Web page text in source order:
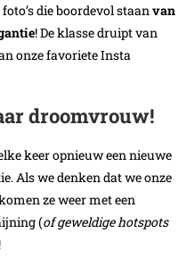
die boordevol staanvan
! De klasse druipt van
onze favoriete Insta
droomvrouw!
keer opnieuw een nieuwe
Als we denken dat we onze
ze weer met een
(of geweldige hotspots